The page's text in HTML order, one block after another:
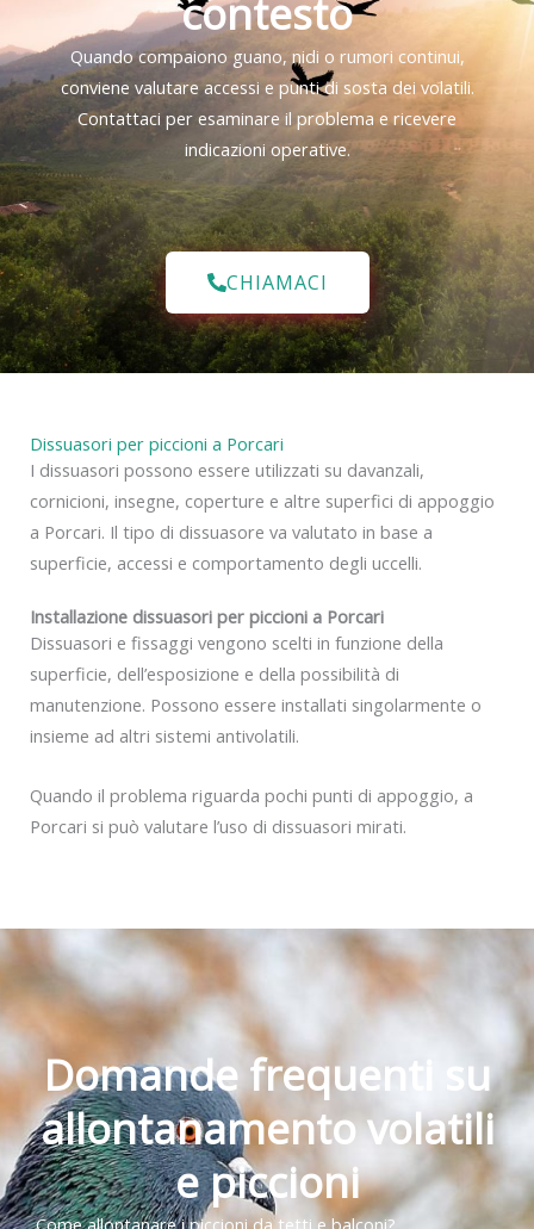
contesto
Quando compaiono guano, nidi o rumori continui,
conviene valutare accessi e punti di sosta dei volatili.
Contattaci per esaminare il problema e ricevere
indicazioni operative.
CHIAMACI
Dissuasori per piccioni a Porcari
I dissuasori possono essere utilizzati su davanzali,
cornicioni, insegne, coperture e altre superfici di appoggio
a Porcari. Il tipo di dissuasore va valutato in base a
superficie, accessi e comportamento degli uccelli.
Installazione dissuasori per piccioni a Porcari
Dissuasori e fissaggi vengono scelti in funzione della
superficie, dell’esposizione e della possibilità di
manutenzione. Possono essere installati singolarmente o
insieme ad altri sistemi antivolatili.
Quando il problema riguarda pochi punti di appoggio, a
Porcari si può valutare l’uso di dissuasori mirati.
Domande frequenti su
allontanamento volatili
e piccioni
Come allontanare i piccioni da tetti e balconi?